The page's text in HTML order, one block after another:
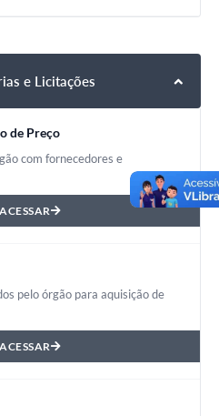
e Licitações
de Preço
com fornecedores e
ACESSAR
pelo órgão para aquisição de
ACESSAR